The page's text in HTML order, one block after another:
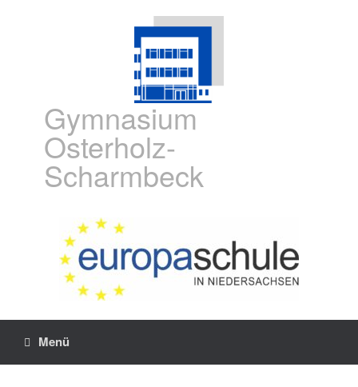
Gymnasium
Osterholz-
Scharmbeck
Menü